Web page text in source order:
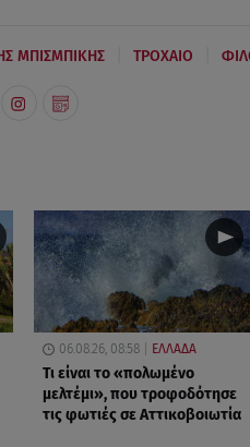
ΜΠΙΣΜΠΙΚΗΣ ΤΡΟΧΑΙΟ
06.08.26, 08:58 ΕΛΛΑΔΑ
Τι είναι το «πολωμένο
μελτέμι», που τροφοδότησε
τις φωτιές σε Αττικοβοιωτία